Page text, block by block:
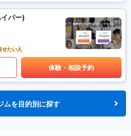
パー)
せたい人
体験・相談予約
ムを目的別に探す